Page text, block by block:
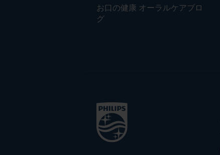
お口の健康 オーラルケアブロ
グ